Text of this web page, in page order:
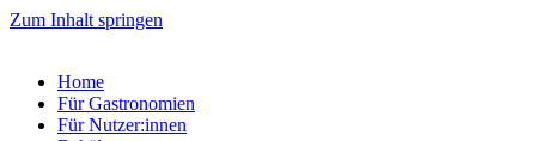
Zum Inhalt springen
Home
Für Gastronomien
Für Nutzer:innen